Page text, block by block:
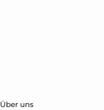
Über uns